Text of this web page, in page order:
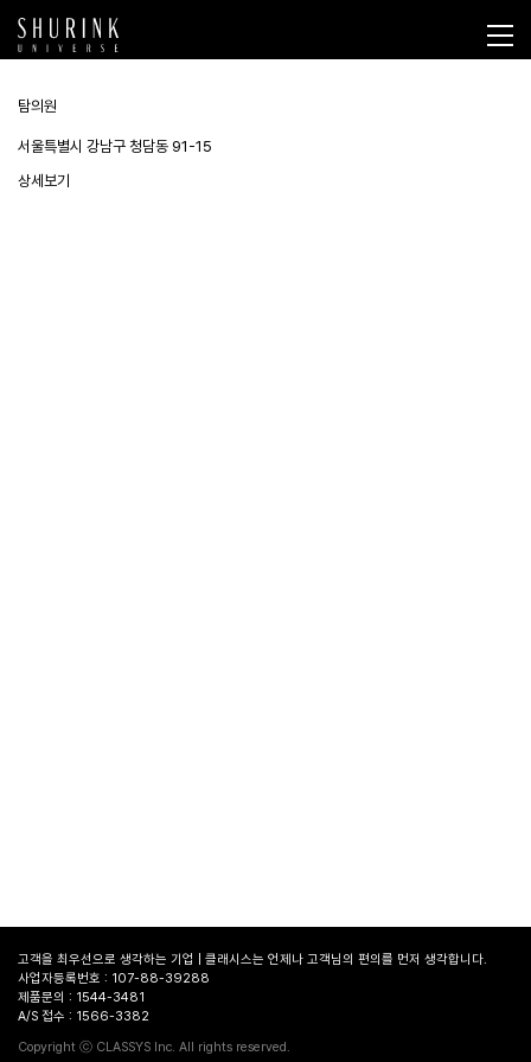
탐의원
서울특별시 강남구 청담동 91-15
상세보기
고객을 최우선으로 생각하는 기업 | 클래시스는 언제나 고객님의 편의를 먼저 생각합니다.
사업자등록번호 : 107-88-39288
제품문의 : 1544-3481
A/S 접수 : 1566-3382
Copyright ⓒ CLASSYS Inc. All rights reserved.